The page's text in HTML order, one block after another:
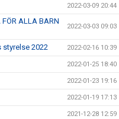
2022-03-09 20:44
ALLA BARN
2022-03-03 09:03
2022 2022-02-16 10:39
2022-01-25 18:40
2022-01-23 19:16
2022-01-19 17:13
2021-12-28 12:59